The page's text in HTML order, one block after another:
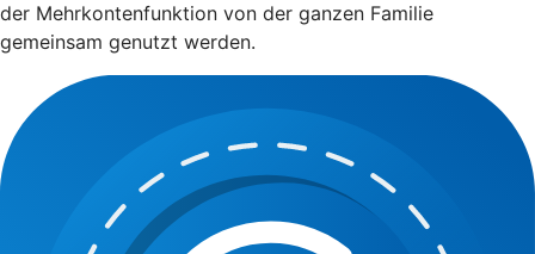
der Mehrkontenfunktion von der ganzen Familie
gemeinsam genutzt werden.